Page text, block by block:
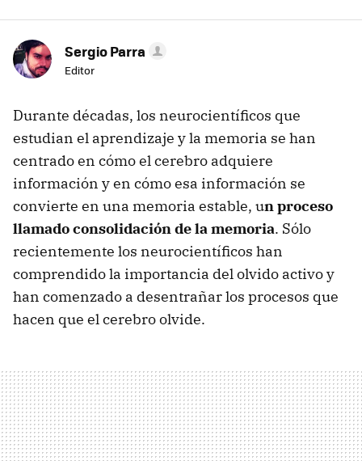
Sergio Parra
Editor
Durante décadas, los neurocientíficos que
estudian el aprendizaje y la memoria se han
centrado en cómo el cerebro adquiere
información y en cómo esa información se
convierte en una memoria estable, un proceso
llamado consolidación de la memoria. Sólo
recientemente los neurocientíficos han
comprendido la importancia del olvido activo y
han comenzado a desentrañar los procesos que
hacen que el cerebro olvide.